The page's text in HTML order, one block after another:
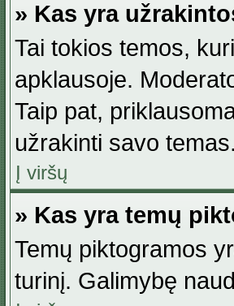
» Kas yra
Tai tokios temos,
apklausoje.
Taip pat,
užrakinti savo temas.
Į viršų
» Kas yra temų
Temų piktogramos
turinį. Galimybę